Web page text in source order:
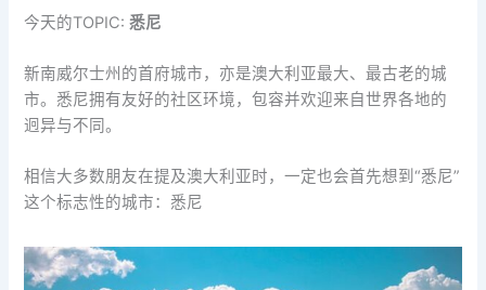
今天的TOPIC:悉尼
新南威尔士州的首府城市，亦是澳大利亚最大、最古老的城
市。悉尼拥有友好的社区环境，包容并欢迎来自世界各地的
迥异与不同。
相信大多数朋友在提及澳大利亚时，一定也会首先想到“悉尼”
这个标志性的城市：悉尼